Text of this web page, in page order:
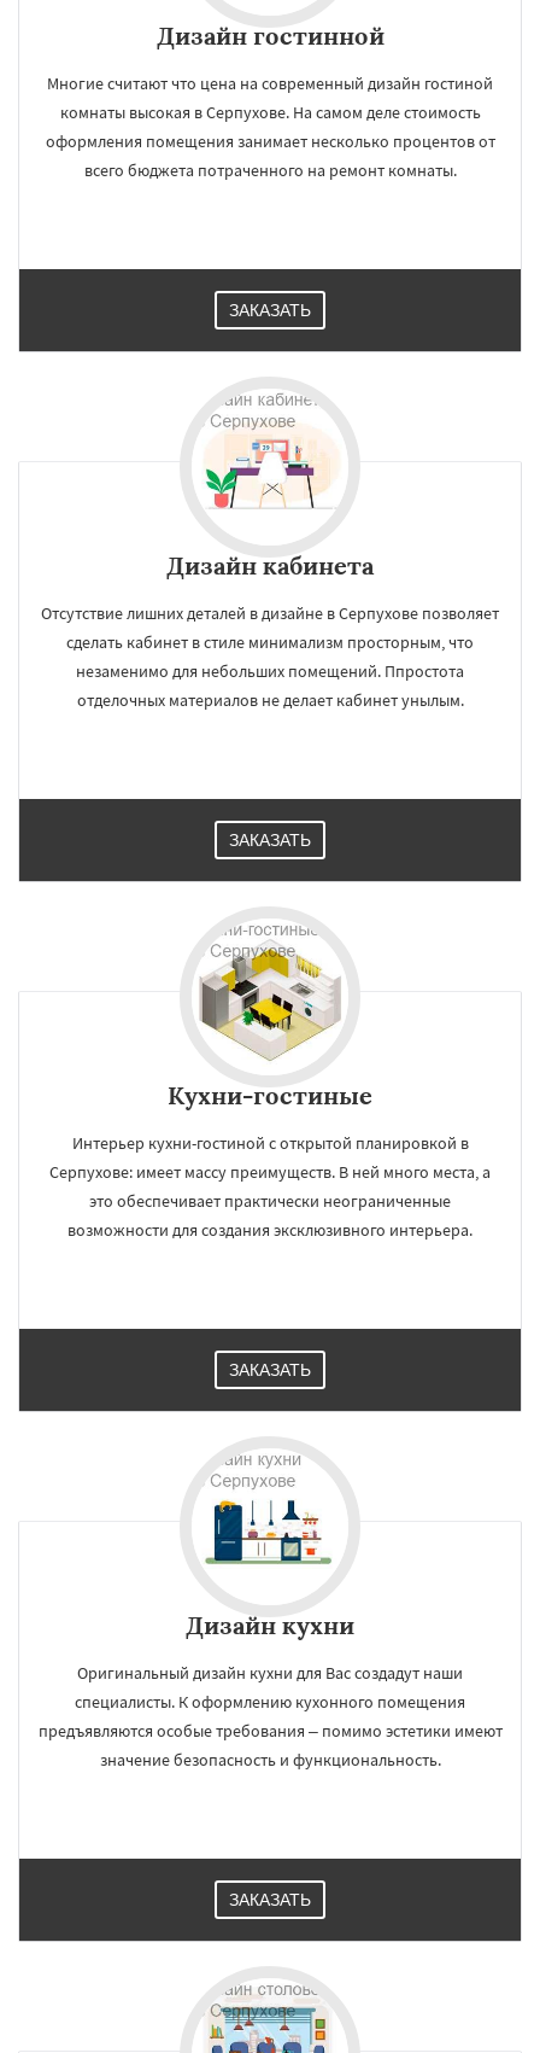
Дизайн гостинной
Многие считают что цена на современный дизайн гостиной
комнаты высокая в Серпухове. На самом деле стоимость
оформления помещения занимает несколько процентов от
всего бюджета потраченного на ремонт комнаты.
ЗАКАЗАТЬ
Дизайн кабинета
Отсутствие лишних деталей в дизайне в Серпухове позволяет
сделать кабинет в стиле минимализм просторным, что
незаменимо для небольших помещений. Ппростота
отделочных материалов не делает кабинет унылым.
ЗАКАЗАТЬ
Кухни-гостиные
Интерьер кухни-гостиной с открытой планировкой в
Серпухове: имеет массу преимуществ. В ней много места, а
это обеспечивает практически неограниченные
возможности для создания эксклюзивного интерьера.
ЗАКАЗАТЬ
Дизайн кухни
Оригинальный дизайн кухни для Вас создадут наши
специалисты. К оформлению кухонного помещения
предъявляются особые требования – помимо эстетики имеют
значение безопасность и функциональность.
ЗАКАЗАТЬ